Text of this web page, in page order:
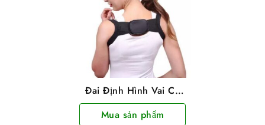
Đai Định Hình Vai Cổ
Gáy Chống Gù Lưng
Tiện Dụng
Mua sản phẩm